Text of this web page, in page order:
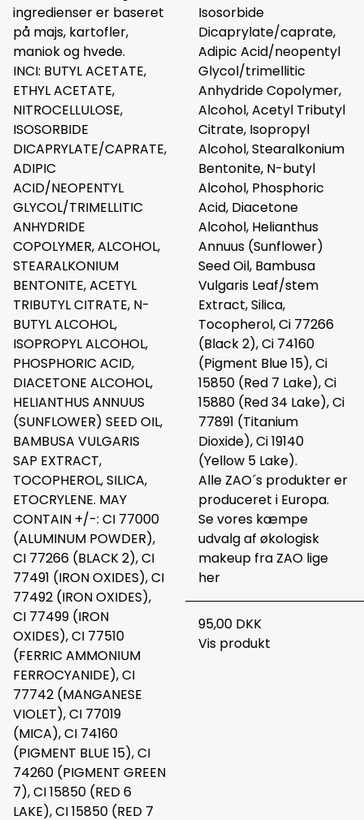
ingredienser er baseret
på majs, kartofler,
maniok og hvede.
INCI: BUTYL ACETATE,
ETHYL ACETATE,
NITROCELLULOSE,
ISOSORBIDE
DICAPRYLATE/CAPRATE,
ADIPIC
ACID/NEOPENTYL
GLYCOL/TRIMELLITIC
ANHYDRIDE
COPOLYMER, ALCOHOL,
STEARALKONIUM
BENTONITE, ACETYL
TRIBUTYL CITRATE, N-
BUTYL ALCOHOL,
ISOPROPYL ALCOHOL,
PHOSPHORIC ACID,
DIACETONE ALCOHOL,
HELIANTHUS ANNUUS
(SUNFLOWER) SEED OIL,
BAMBUSA VULGARIS
SAP EXTRACT,
TOCOPHEROL, SILICA,
ETOCRYLENE. MAY
CONTAIN +/-: CI 77000
(ALUMINUM POWDER),
CI 77266 (BLACK 2), CI
77491 (IRON OXIDES), CI
77492 (IRON OXIDES),
CI 77499 (IRON
OXIDES), CI 77510
(FERRIC AMMONIUM
FERROCYANIDE), CI
77742 (MANGANESE
VIOLET), CI 77019
(MICA), CI 74160
(PIGMENT BLUE 15), CI
74260 (PIGMENT GREEN
7), CI 15850 (RED 6
LAKE), CI 15850 (RED 7
Isosorbide
Dicaprylate/caprate,
Adipic Acid/neopentyl
Glycol/trimellitic
Anhydride Copolymer,
Alcohol, Acetyl Tributyl
Citrate, Isopropyl
Alcohol, Stearalkonium
Bentonite, N-butyl
Alcohol, Phosphoric
Acid, Diacetone
Alcohol, Helianthus
Annuus (Sunflower)
Seed Oil, Bambusa
Vulgaris Leaf/stem
Extract, Silica,
Tocopherol, Ci 77266
(Black 2), Ci 74160
(Pigment Blue 15), Ci
15850 (Red 7 Lake), Ci
15880 (Red 34 Lake), Ci
77891 (Titanium
Dioxide), Ci 19140
(Yellow 5 Lake).
Alle ZAO´s produkter er
produceret i Europa.
Se vores kæmpe
udvalg af økologisk
makeup fra ZAO lige
her
95,00 DKK
Vis produkt